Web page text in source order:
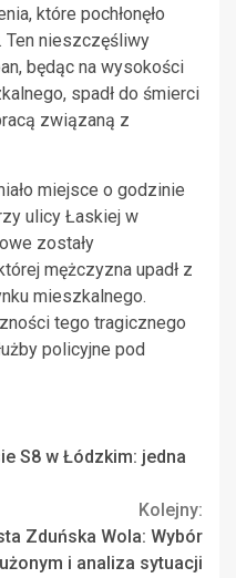
które pochłonęło
Ten nieszczęśliwy
będąc na wysokości
spadł do śmierci
związaną z
miejsce o godzinie
ulicy Łaskiej w
zostały
mężczyzna upadł z
mieszkalnego.
tego tragicznego
policyjne pod
S8 w Łódzkim: jedna
Kolejny:
Zduńska Wola: Wybór
i analiza sytuacji